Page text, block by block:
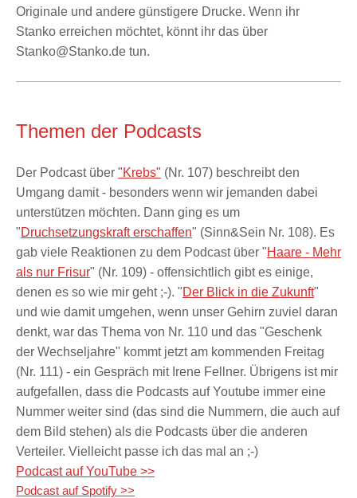
Originale und andere günstigere Drucke. Wenn ihr
Stanko erreichen möchtet, könnt ihr das über
Stanko@Stanko.de tun.
Themen der Podcasts
Der Podcast über "Krebs" (Nr. 107) beschreibt den
Umgang damit - besonders wenn wir jemanden dabei
unterstützen möchten. Dann ging es um
"Druchsetzungskraft erschaffen" (Sinn&Sein Nr. 108). Es
gab viele Reaktionen zu dem Podcast über "Haare - Mehr
als nur Frisur" (Nr. 109) - offensichtlich gibt es einige,
denen es so wie mir geht ;-). "Der Blick in die Zukunft"
und wie damit umgehen, wenn unser Gehirn zuviel daran
denkt, war das Thema von Nr. 110 und das "Geschenk
der Wechseljahre" kommt jetzt am kommenden Freitag
(Nr. 111) - ein Gespräch mit Irene Fellner. Übrigens ist mir
aufgefallen, dass die Podcasts auf Youtube immer eine
Nummer weiter sind (das sind die Nummern, die auch auf
dem Bild stehen) als die Podcasts über die anderen
Verteiler. Vielleicht passe ich das mal an ;-)
Podcast auf YouTube >>
Podcast auf Spotify >>